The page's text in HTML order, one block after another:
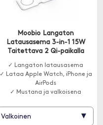
Moobio Langaton
Latausasema 3-in-1 15W
Taitettava 2 Qi-paikalla
✓ Langaton latausasema
✓ Lataa Apple Watch, iPhone ja
AirPods
✓ Mustana ja valkoisena
Valkoinen ▾